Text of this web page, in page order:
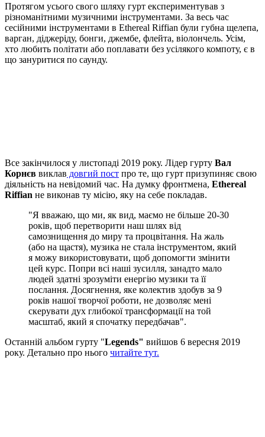
Протягом усього свого шляху гурт експериментував з
різноманітними музичними інструментами. За весь час
сесійними інструментами в Ethereal Riffian були губна щелепа,
варган, діджеріду, бонги, джембе, флейта, віолончель. Усім,
хто любить політати або поплавати без усілякого компоту, є в
що зануритися по саунду.
Все закінчилося у листопаді 2019 року. Лідер гурту Вал
Корнєв виклав довгий пост про те, що гурт призупиняє свою
діяльність на невідомий час. На думку фронтмена, Ethereal
Riffian не виконав ту місію, яку на себе покладав.
"Я вважаю, що ми, як вид, маємо не більше 20-30
років, щоб перетворити наш шлях від
самознищення до миру та процвітання. На жаль
(або на щастя), музика не стала інструментом, який
я можу використовувати, щоб допомогти змінити
цей курс. Попри всі наші зусилля, занадто мало
людей здатні зрозуміти енергію музики та її
послання. Досягнення, яке колектив здобув за 9
років нашої творчої роботи, не дозволяє мені
скерувати дух глибокої трансформації на той
масштаб, який я спочатку передбачав".
Останній альбом гурту "Legends" вийшов 6 вересня 2019
року. Детально про нього читайте тут.